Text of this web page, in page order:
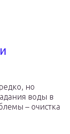
но
воды в
– очистка